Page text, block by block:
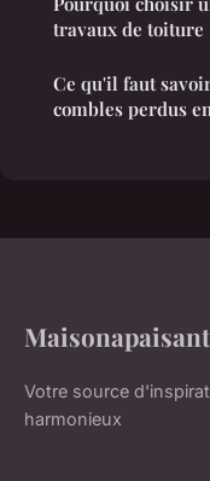
travaux de toiture
Ce qu'il faut
combles perdus
Votre source
harmonieux